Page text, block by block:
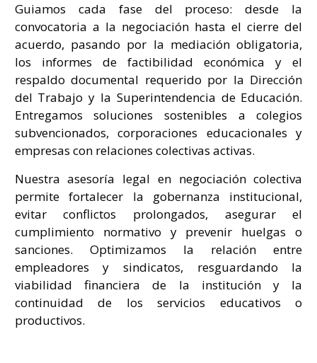
Guiamos cada fase del proceso: desde la
convocatoria a la negociación hasta el cierre del
acuerdo, pasando por la mediación obligatoria,
los informes de factibilidad económica y el
respaldo documental requerido por la Dirección
del Trabajo y la Superintendencia de Educación.
Entregamos soluciones sostenibles a colegios
subvencionados, corporaciones educacionales y
empresas con relaciones colectivas activas.
Nuestra asesoría legal en negociación colectiva
permite fortalecer la gobernanza institucional,
evitar conflictos prolongados, asegurar el
cumplimiento normativo y prevenir huelgas o
sanciones. Optimizamos la relación entre
empleadores y sindicatos, resguardando la
viabilidad financiera de la institución y la
continuidad de los servicios educativos o
productivos.